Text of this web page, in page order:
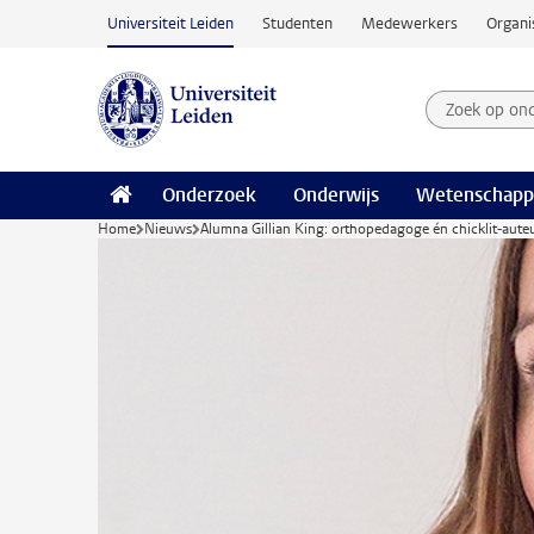
Ga naar hoofdinhoud
Universiteit Leiden Studenten Medewerkers
Zoek op
Zoekterm
Onderzoek Onderwijs
Home Nieuws Alumna Gillian King: orthopedagoge én chicklit-